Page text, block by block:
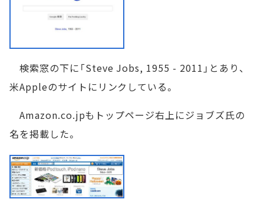
検索窓の下に「Steve Jobs, 1955 - 2011」とあり、
米Appleのサイトにリンクしている。
Amazon.co.jpもトップページ右上にジョブズ氏の
名を掲載した。